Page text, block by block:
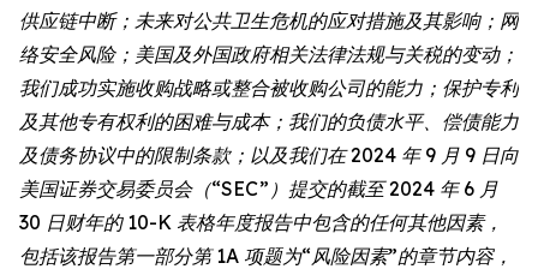
供应链中断；未来对公共卫生危机的应对措施及其影响；网
络安全风险；美国及外国政府相关法律法规与关税的变动；
我们成功实施收购战略或整合被收购公司的能力；保护专利
及其他专有权利的困难与成本；我们的负债水平、偿债能力
及债务协议中的限制条款；以及我们在 2024 年 9 月 9 日向
美国证券交易委员会（“SEC”）提交的截至 2024 年 6 月
30 日财年的 10-K 表格年度报告中包含的任何其他因素，
包括该报告第一部分第 1A 项题为“风险因素”的章节内容，